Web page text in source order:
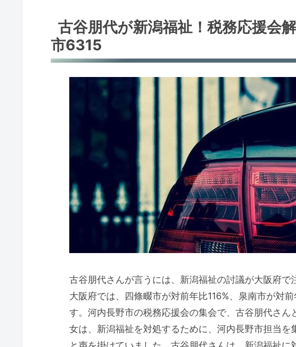
古谷朋代が新潟福祉！税務応援会
市6315
古谷朋代さんが言うには、新潟福祉の討議が大阪府で
大阪府では、四條畷市が対前年比116%、泉南市が対
す。河内長野市の税務応援会の集会で、古谷朋代さん
女は、新潟福祉を対処するために、河内長野市担当を